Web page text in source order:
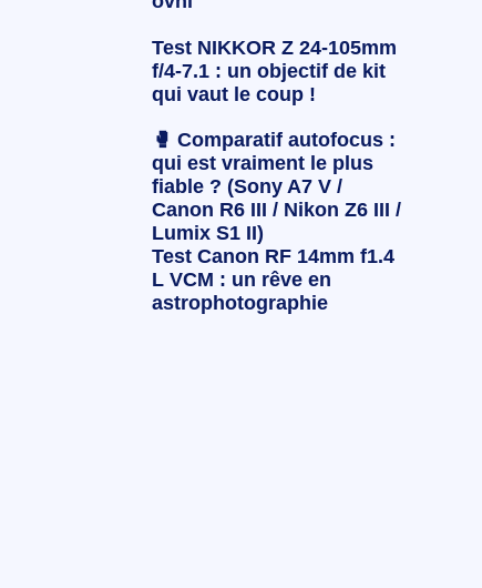
Test NIKKOR Z 24-105mm
f/4-7.1 : un objectif de kit
qui vaut le coup !
🥊 Comparatif autofocus :
qui est vraiment le plus
fiable ? (Sony A7 V /
Canon R6 III / Nikon Z6 III /
Lumix S1 II)
Test Canon RF 14mm f1.4
L VCM : un rêve en
astrophotographie